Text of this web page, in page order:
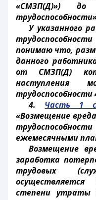
«СМЗП(Д)») до
У указанного
понимаю что,
данного
от СМЗП(Д)
наступления
трудоспособности
4. Часть 1
«Возмещение
ежемесячными
Возмещение
заработка
трудовых
степени утраты